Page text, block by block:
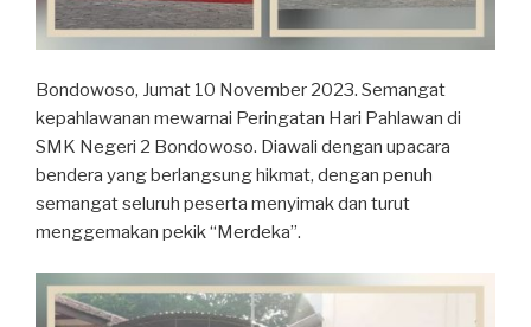
Bondowoso, Jumat 10 November 2023. Semangat
kepahlawanan mewarnai Peringatan Hari Pahlawan di
SMK Negeri 2 Bondowoso. Diawali dengan upacara
bendera yang berlangsung hikmat, dengan penuh
semangat seluruh peserta menyimak dan turut
menggemakan pekik “Merdeka”.